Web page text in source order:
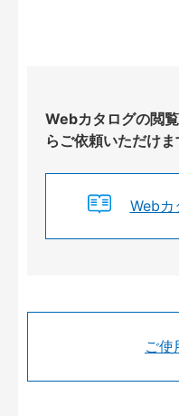
Webカタログの閲
らご依頼いただけま
Webカ
ご使